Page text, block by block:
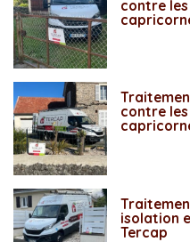
contre
contre
isolation
Tercap